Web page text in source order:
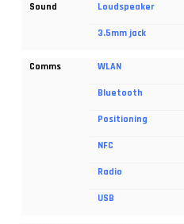
Sound Loudspeaker
3.5mm jack
Comms WLAN
Bluetooth
Positioning
NFC
Radio
USB